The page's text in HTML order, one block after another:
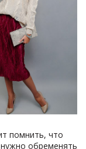
помнить, что
обременять